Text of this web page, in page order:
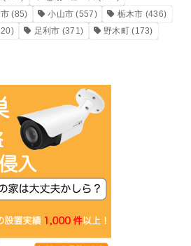
(85) 小山市 (557) 栃木市 (436)
足利市 (371) 野木町(173)